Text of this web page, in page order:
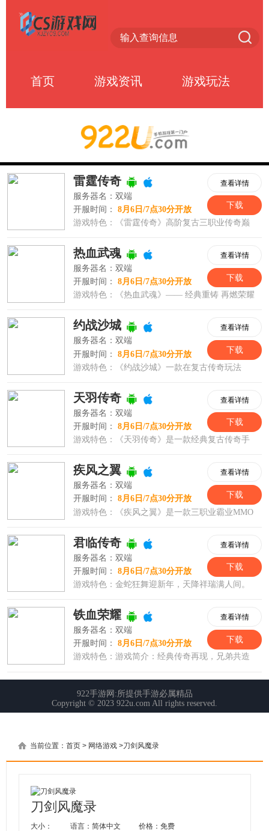
首页 游戏资讯 游戏玩法
当前位置： 首页 > 网络游戏 >刀剑风魔录
刀剑风魔录
大小： 语言：简体中文
价格：免费